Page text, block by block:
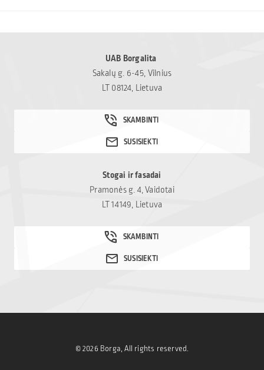
UAB Borgalita
Sakalų g. 6-45, Vilnius
LT 08124, Lietuva
Stogai ir fasadai
Pramonės g. 4, Vaidotai
LT 14149, Lietuva
© 2026 Borga, All rights reserved.